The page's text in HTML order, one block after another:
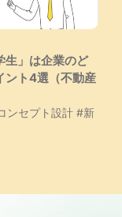
生」は企業のど
ント4選（不動産
ンセプト設計 #新